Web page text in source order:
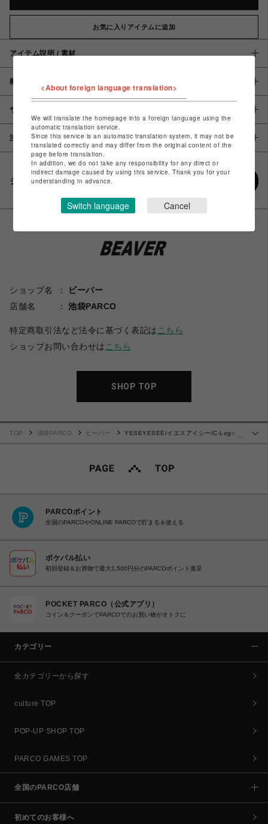
お気に入りアイテムに追加
アイテム説明 / 素材
概要
サイズ
注意事項
シェアする
ショップ名
ビーバー
店舗名
池袋PARCO
特定商取引法など法令に基づく表記は こちら
ショップお問い合わせは こちら
SHOP TOP
TOP 池袋PARCO ビーバー
YESEYESEE/イエスアイシー/C-Logo
PARCOポイント
全国のPARCOやONLINE PARCOで貯まる＆使える
ポケパル払い
初回登録＆お買物で最大1,500円分のPARCOポイント進呈
POCKET PARCO（公式アプリ）
コイン＆クーポンでPARCOでのお買い物がオトクに
カテゴリー
全カテゴリーから探す
culture TOP
POP-UP SHOP TOP
PARCO GAMES TOP
全国のPARCO店舗
初めてのお客様へ
<About foreign language translation>
We will translate the homepage into a foreign language using the
automatic translation service.
Since this service is an automatic translation system, it may not be
translated correctly and may differ from the original content of the
page before translation.
In addition, we do not take any responsibility for any direct or
indirect damage caused by using this service. Thank you for your
understanding in advance.
Switch language Cancel